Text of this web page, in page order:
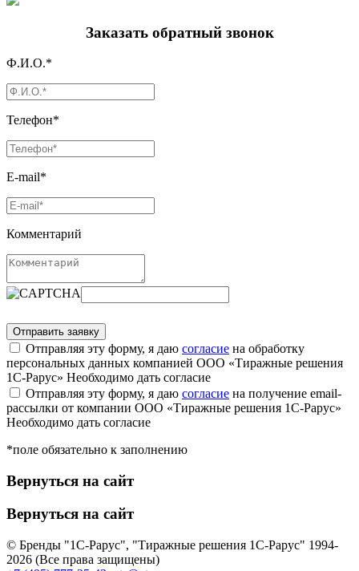
Заказать обратный звонок
Ф.И.О.*
Телефон*
E-mail*
Комментарий
Отправляя эту форму, я даю согласие на обработку
персональных данных компанией ООО «Тиражные решения
1С-Рарус» Необходимо дать согласие
Отправляя эту форму, я даю согласие на получение email-
рассылки от компании ООО «Тиражные решения 1С-Рарус»
Необходимо дать согласие
*поле обязательно к заполнению
Вернуться на сайт
Вернуться на сайт
© Бренды "1С-Рарус", "Тиражные решения 1С-Рарус" 1994-
2026 (Все права защищены)